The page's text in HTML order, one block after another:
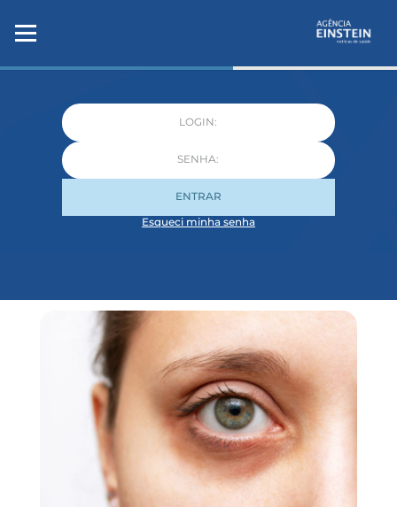
ENTRAR
Esqueci minha senha